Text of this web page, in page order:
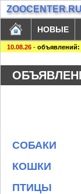
НОВЫЕ
10.08.26 - объявлений:
СОБАКИ
КОШКИ
ПТИЦЫ